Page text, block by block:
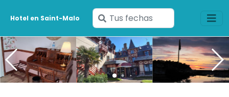
Hotel en Saint-Malo
Ingresa
tus
fechas